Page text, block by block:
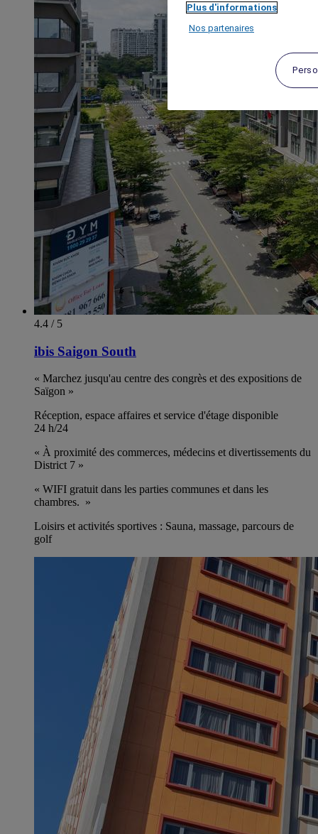
4.4 / 5
ibis Saigon South
« Marchez jusqu'au centre des congrès et des expositions de
Saïgon »
Réception, espace affaires et service d'étage disponible
24 h/24
« À proximité des commerces, médecins et divertissements du
District 7 »
« WIFI gratuit dans les parties communes et dans les
chambres. »
Loisirs et activités sportives : Sauna, massage, parcours de
golf
Plus d'informations
Nos partenaires